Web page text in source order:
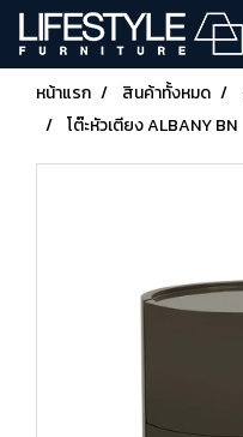
หน้าแรก สินค้าทั้งหมด
โต๊ะหัวเตียง ALBANY BN